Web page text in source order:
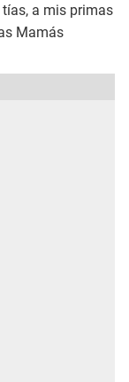
a mis primas
Mamás